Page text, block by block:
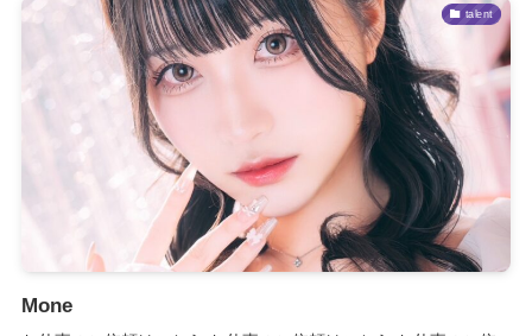
talent
Mone